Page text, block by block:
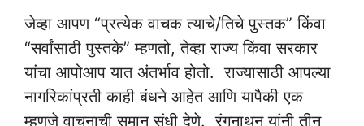
जेव्हा आपण “प्रत्येक वाचक त्याचे/तिचे पुस्तक” किंवा
“सर्वांसाठी पुस्तके” म्हणतो, तेव्हा राज्य किंवा सरकार
यांचा आपोआप यात अंतर्भाव होतो. राज्यासाठी आपल्या
नागरिकांप्रती काही बंधने आहेत आणि यापैकी एक
म्हणजे वाचनाची समान संधी देणे. रंगनाथन यांनी तीन